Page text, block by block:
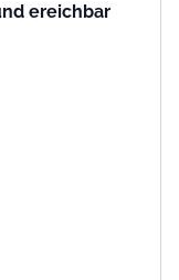
ereichbar